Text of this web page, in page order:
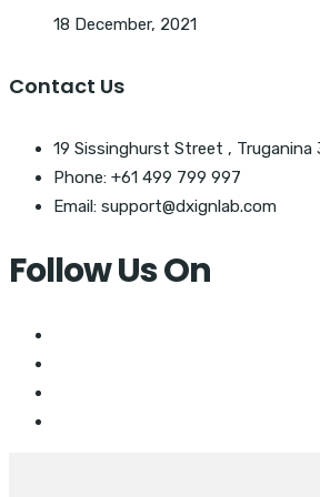
18 December, 2021
Contact Us
19 Sissinghurst Street ,
Phone: +61 499 799 997
Email: support@dxignlab.com
Follow Us On